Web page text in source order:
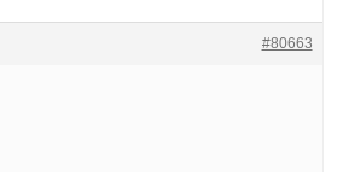
#80663